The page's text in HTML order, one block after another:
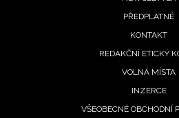
PŘEDPLATNÉ
KONTAKT
REDAKČNÍ ETICKÝ
VOLNÁ MÍSTA
INZERCE
VŠEOBECNÉ OBCHODNÍ